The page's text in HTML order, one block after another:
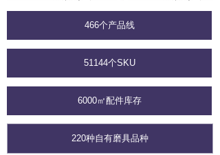
51144个SKU
220种自有磨具品种
6000㎡配件库存
466个产品线